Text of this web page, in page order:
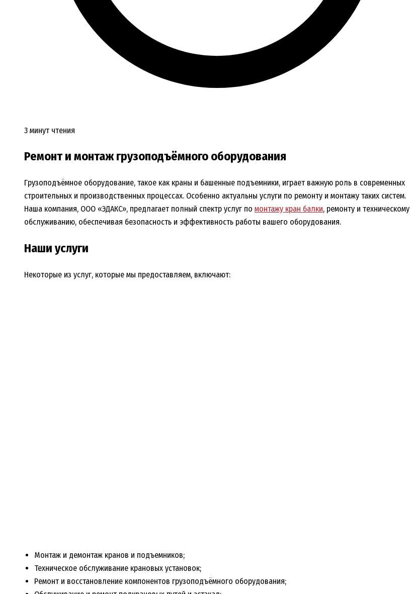
3 минут чтения
Ремонт и монтаж грузоподъёмного оборудования
Грузоподъёмное оборудование, такое как краны и башенные подъемники, играет важную роль в современных
строительных и производственных процессах. Особенно актуальны услуги по ремонту и монтажу таких систем.
Наша компания, ООО «ЭДАКС», предлагает полный спектр услуг по монтажу кран балки, ремонту и техническому
обслуживанию, обеспечивая безопасность и эффективность работы вашего оборудования.
Наши услуги
Некоторые из услуг, которые мы предоставляем, включают:
Монтаж и демонтаж кранов и подъемников;
Техническое обслуживание крановых установок;
Ремонт и восстановление компонентов грузоподъёмного оборудования;